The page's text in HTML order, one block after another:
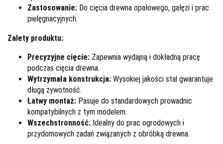
Zastosowanie: Do cięcia drewna opałowego, gałęzi i prac
pielęgnacyjnych.
Zalety produktu:
Precyzyjne cięcie: Zapewnia wydajną i dokładną pracę
podczas cięcia drewna.
Wytrzymała konstrukcja: Wysokiej jakości stal gwarantuje
długą żywotność.
Łatwy montaż: Pasuje do standardowych prowadnic
kompatybilnych z tym modelem.
Wszechstronność: Idealny do prac ogrodowych i
przydomowych zadań związanych z obróbką drewna.